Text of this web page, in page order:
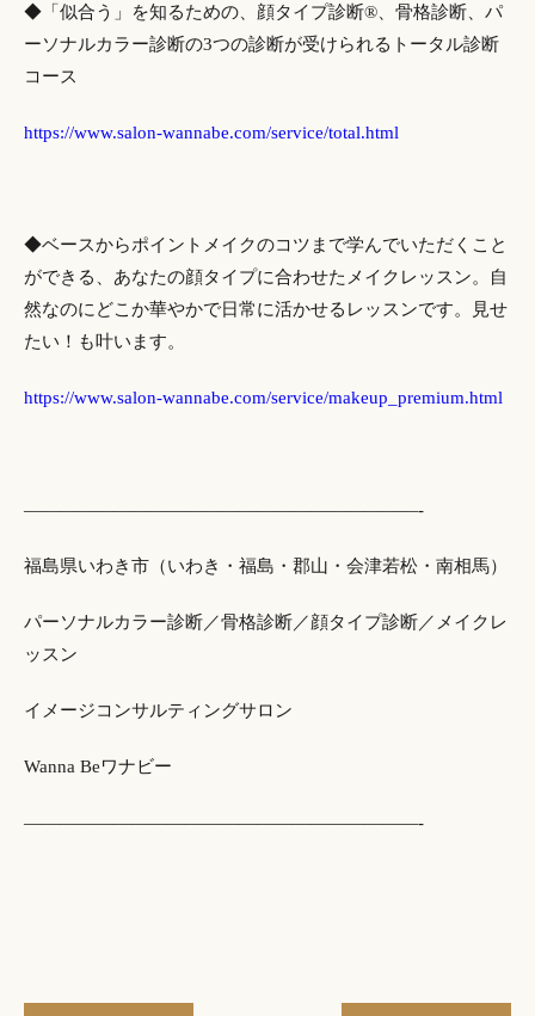
◆「似合う」を知るための、顔タイプ診断®、骨格診断、パ
ーソナルカラー診断の3つの診断が受けられるトータル診断
コース
https://www.salon-wannabe.com/service/total.html
◆ベースからポイントメイクのコツまで学んでいただくこと
ができる、あなたの顔タイプに合わせたメイクレッスン。自
然なのにどこか華やかで日常に活かせるレッスンです。見せ
たい！も叶います。
https://www.salon-wannabe.com/service/makeup_premium.html
——————————————————————-
福島県いわき市（いわき・福島・郡山・会津若松・南相馬）
パーソナルカラー診断／骨格診断／顔タイプ診断／メイクレ
ッスン
イメージコンサルティングサロン
Wanna Beワナビー
——————————————————————-